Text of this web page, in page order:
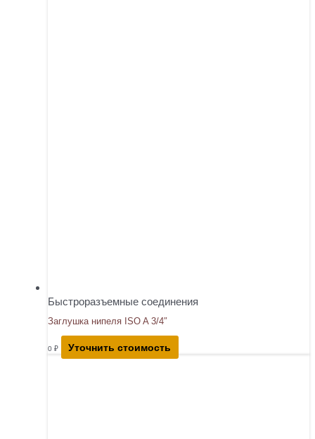
Быстроразъемные соединения
Заглушка нипеля ISO A 3/4″
0 ₽ Уточнить стоимость